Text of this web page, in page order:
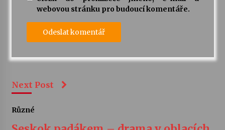
webovou stránku pro budoucí komentáře.
Next Post
Různé